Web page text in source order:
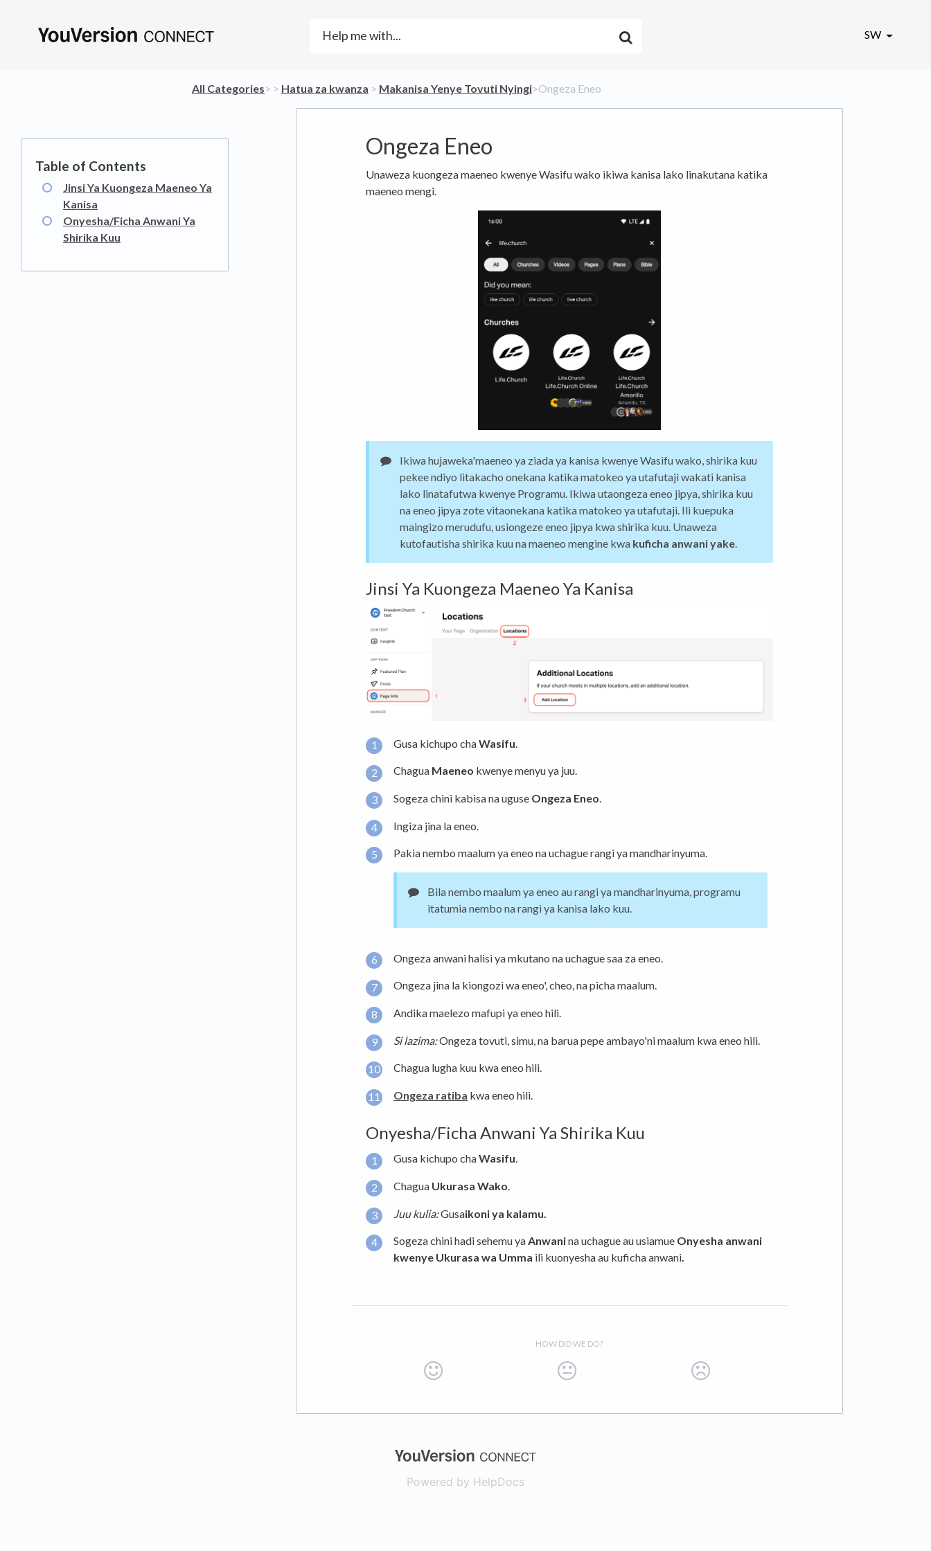
SW
All Categories​>​ ​ > ​ ​Hatua za kwanza ​ > ​ ​Makanisa Yenye Tovuti Nyingi​>​ Ongeza Eneo
Ongeza Eneo
Jinsi Ya Kuongeza Maeneo Ya
Kanisa
Onyesha/Ficha Anwani Ya
Shirika Kuu
Unaweza kuongeza maeneo kwenye Wasifu wako ikiwa kanisa lako linakutana katika
maeneo mengi.
Ikiwa hujaweka'maeneo ya ziada ya kanisa kwenye Wasifu wako, shirika kuu
pekee ndiyo litakacho onekana katika matokeo ya utafutaji wakati kanisa
lako linatafutwa kwenye Programu. Ikiwa utaongeza eneo jipya, shirika kuu
na eneo jipya zote vitaonekana katika matokeo ya utafutaji. Ili kuepuka
maingizo merudufu, usiongeze eneo jipya kwa shirika kuu. Unaweza
kutofautisha shirika kuu na maeneo mengine kwa kuficha anwani yake.
Jinsi Ya Kuongeza Maeneo Ya Kanisa
Gusa kichupo chaWasifu.
Chagua Maeneo kwenye menyu ya juu.
Sogeza chini kabisa na uguse Ongeza Eneo.
Ingiza jina la eneo.
Pakia nembo maalum ya eneo na uchague rangi ya mandharinyuma.
Bila nembo maalum ya eneo au rangi ya mandharinyuma, programu
itatumia nembo na rangi ya kanisa lako kuu.
Ongeza anwani halisi ya mkutano na uchague saa za eneo.
Ongeza jina la kiongozi wa eneo', cheo, na picha maalum.
Andika maelezo mafupi ya eneo hili.
Si lazima:Ongeza tovuti, simu, na barua pepe ambayo'ni maalum kwa eneo hili.
Chagua lugha kuu kwa eneo hili.
Ongeza ratiba kwa eneo hili.
Onyesha/Ficha Anwani Ya Shirika Kuu
Gusa kichupo chaWasifu.
Chagua Ukurasa Wako.
Juu kulia:Gusaikoni ya kalamu.
Sogeza chini hadi sehemu yaAnwanina uchague au usiamue Onyesha anwani
kwenye Ukurasa wa Umma ili kuonyesha au kuficha anwani.
HOW DID WE DO?
(opens in a new tab)
Powered by HelpDocs